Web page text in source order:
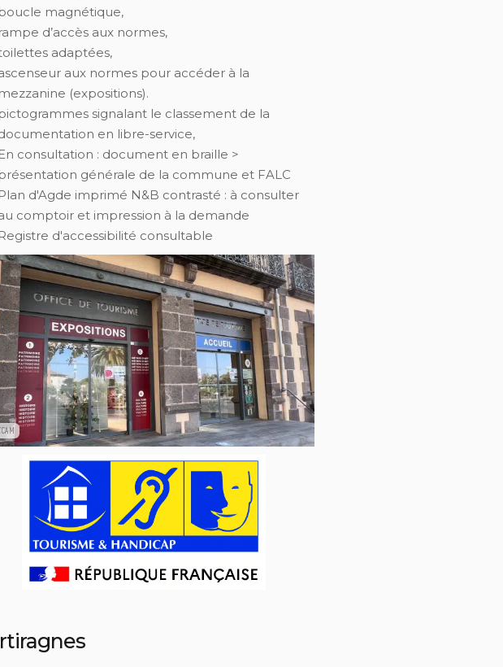
magnétique,
rampe d’accès aux normes,
adaptées,
aux normes pour accéder à la
mezzanine (expositions).
signalant le classement de la
en libre-service,
En consultation : document en braille >
générale de la commune et FALC
Plan d'Agde imprimé N&B contrasté : à consulter
comptoir et impression à la demande
Registre d'accessibilité consultable